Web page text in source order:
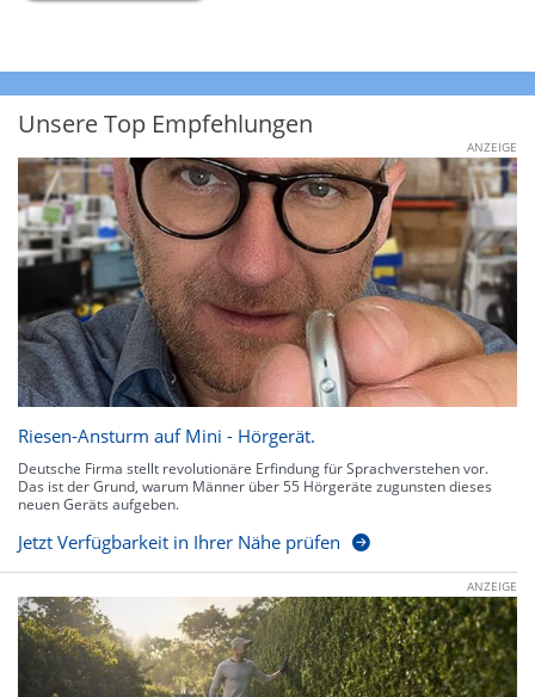
Unsere Top Empfehlungen
ANZEIGE
Riesen-Ansturm auf Mini - Hörgerät.
Deutsche Firma stellt revolutionäre Erfindung für Sprachverstehen vor.
Das ist der Grund, warum Männer über 55 Hörgeräte zugunsten dieses
neuen Geräts aufgeben.
Jetzt Verfügbarkeit in Ihrer Nähe prüfen
ANZEIGE